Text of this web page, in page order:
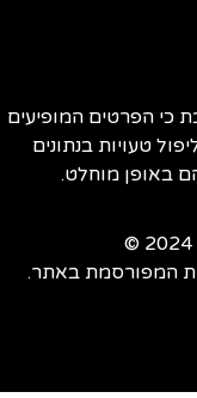
כי הפרטים המופיעים
טעויות בנתונים
באופן מוחלט.
המפורסמת באתר.